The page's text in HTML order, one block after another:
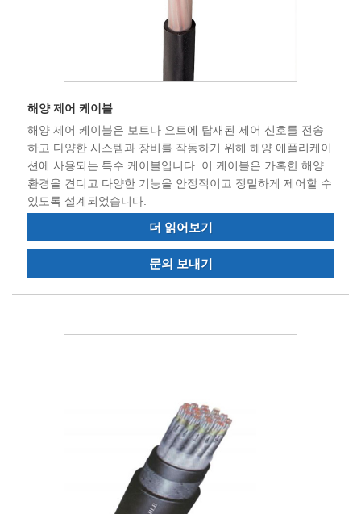
해양 제어 케이블
해양 제어 케이블은 보트나 요트에 탑재된 제어 신호를 전송
하고 다양한 시스템과 장비를 작동하기 위해 해양 애플리케이
션에 사용되는 특수 케이블입니다. 이 케이블은 가혹한 해양
환경을 견디고 다양한 기능을 안정적이고 정밀하게 제어할 수
있도록 설계되었습니다.
더 읽어보기
문의 보내기